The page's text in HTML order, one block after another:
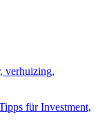
für Investment,